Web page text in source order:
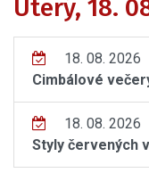
Úterý, 18.
18. 08. 2026
Cimbálové
18. 08. 2026
Styly červených